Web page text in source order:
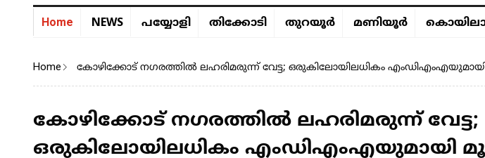
Home NEWS പയ്യോളി തിക്കോടി തുറയൂര്‍ മണിയൂര്‍
Home കോഴിക്കോട് നഗരത്തിൽ ലഹരിമരുന്ന് വേട്ട; ഒരുകിലോയിലധികം
കോഴിക്കോട് നഗരത്തിൽ ലഹരിമരുന്ന് വേട്ട;
ഒരുകിലോയിലധികം എംഡിഎംഎയുമായി